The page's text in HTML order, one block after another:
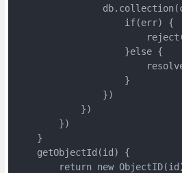
                    if(err) {
                    }else {
                    }
                })
            })
        })
    }
    getObjectId(id) {
return new